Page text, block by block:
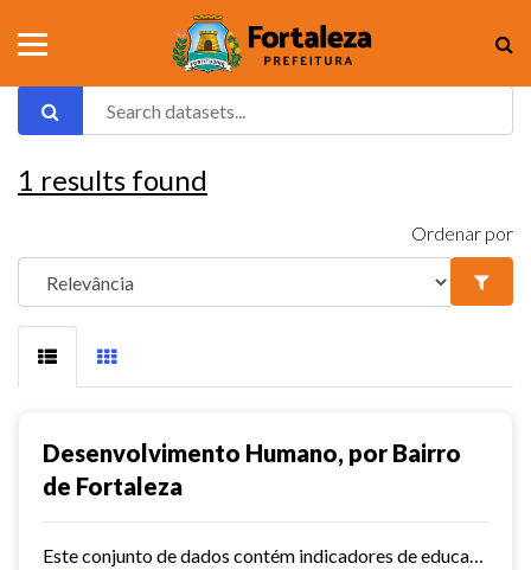
1 results found
Ordenar por
Desenvolvimento Humano, por Bairro
de Fortaleza